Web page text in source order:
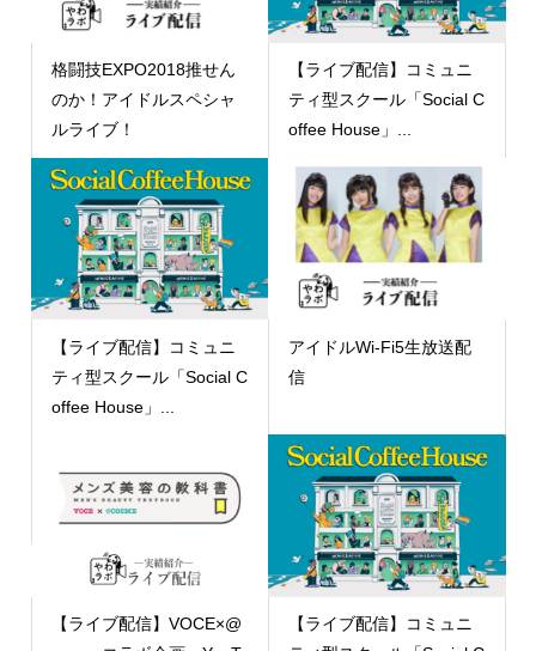
格闘技EXPO2018推せん
のか！アイドルスペシャ
ルライブ！
【ライブ配信】コミュニ
ティ型スクール「Social C
offee House」...
【ライブ配信】コミュニ
ティ型スクール「Social C
offee House」...
アイドルWi-Fi5生放送配
信
【ライブ配信】VOCE×@
【ライブ配信】コミュニ